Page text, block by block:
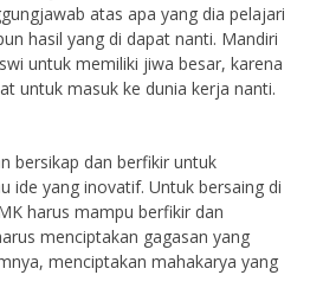
atas apa yang dia pelajari
hasil yang di dapat nanti. Mandiri
untuk memiliki jiwa besar, karena
untuk masuk ke dunia kerja nanti.
bersikap dan berfikir untuk
ide yang inovatif. Untuk bersaing di
harus mampu berfikir dan
menciptakan gagasan yang
menciptakan mahakarya yang